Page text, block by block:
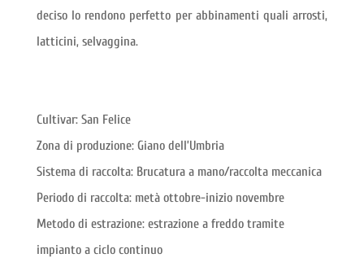
deciso lo rendono perfetto per abbinamenti quali arrosti,
latticini, selvaggina.
Cultivar: San Felice
Zona di produzione: Giano dell’Umbria
Sistema di raccolta: Brucatura a mano/raccolta meccanica
Periodo di raccolta: metà ottobre-inizio novembre
Metodo di estrazione: estrazione a freddo tramite
impianto a ciclo continuo